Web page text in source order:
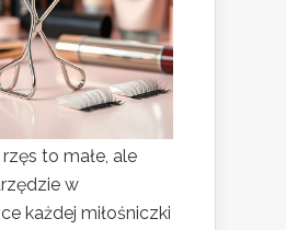
to małe, ale
w
każdej miłośniczki